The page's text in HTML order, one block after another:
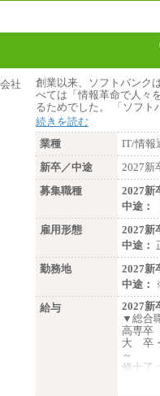
創業以来、ソフトバンク
べては「情報革命で人々
るためでした。 「ソフト
続きを読む
業種
IT/情報
新卒／中途
2027新
募集職種
2027新
中途：
雇用形態
2027新
中途：
勤務地
2027新
中途：
給与
2027新
▼総合
高専卒
大 卒
～
修士了
博士了